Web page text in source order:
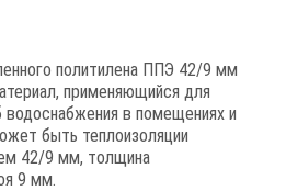
политилена ППЭ 42/9 мм
применяющийся для
водоснабжения в помещениях и
быть теплоизоляции
42/9 мм, толщина
9 мм.